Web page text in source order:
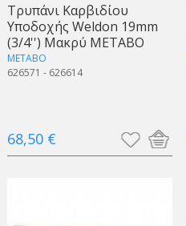
Τρυπάνι Καρβιδίου
Υποδοχής Weldon 19mm
(3/4'') Μακρύ METABO
METABO
626571 - 626614
68,50 €